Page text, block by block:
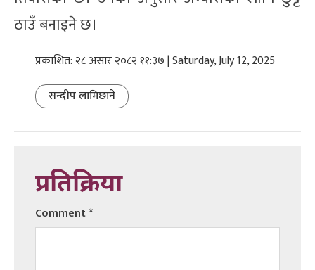
ठाउँ बनाइने छ।
प्रकाशित: २८ असार २०८२ ११:३७ | Saturday, July 12, 2025
सन्दीप लामिछाने
प्रतिक्रिया
Comment*